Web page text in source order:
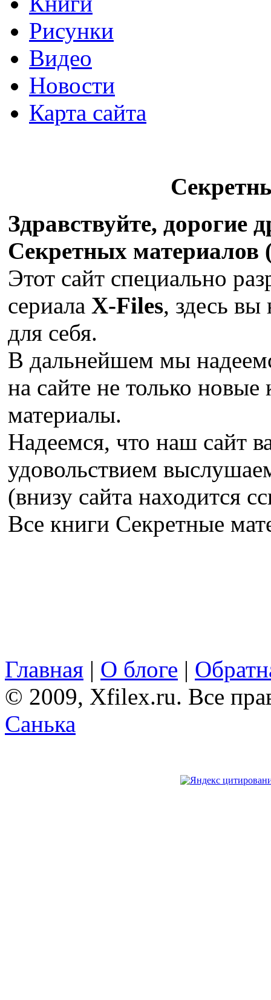
Рисунки
Видео
Новости
Карта сайта
Здравствуйте, дорогие
Секретных материалов
Этот сайт специально
сериала X-Files, здесь вы
для себя.
В дальнейшем мы
на сайте не только
материалы.
Надеемся, что наш сайт
удовольствием
(внизу сайта находится
Все книги Секретные
Главная | О блоге |
© 2009, Xfilex.ru. Все
Санька